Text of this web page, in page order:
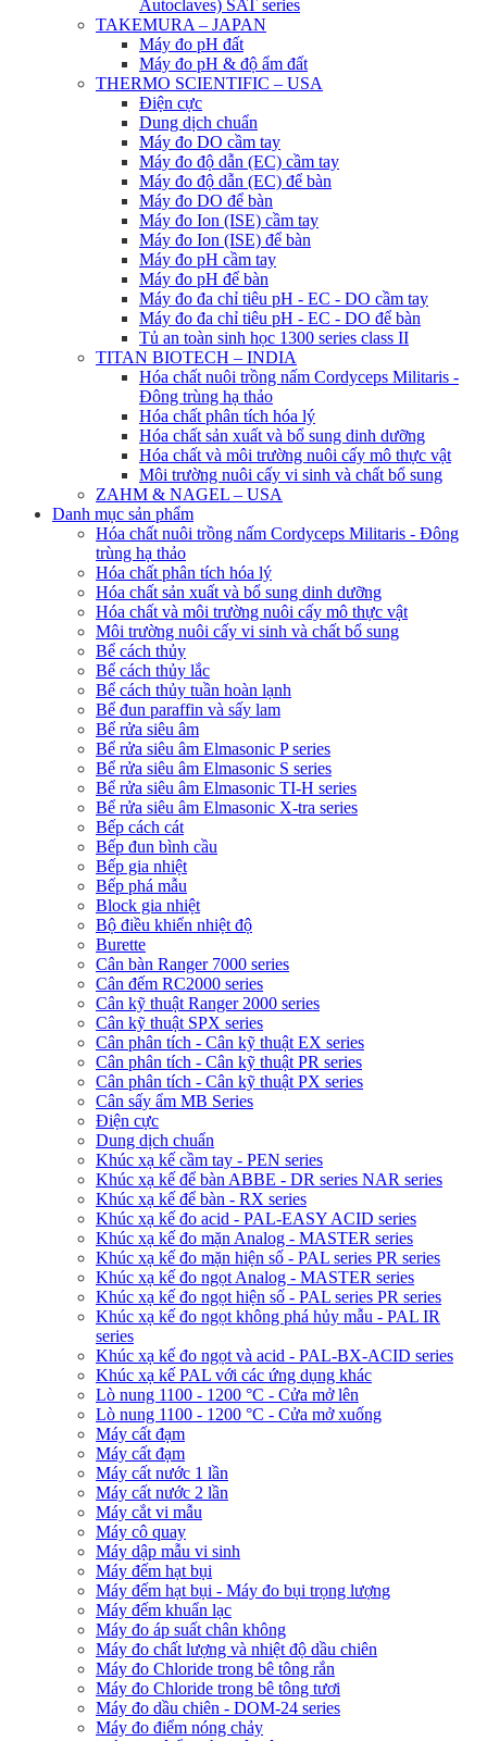
Autoclaves) SAT series
TAKEMURA – JAPAN
Máy đo pH đất
Máy đo pH & độ ẩm đất
THERMO SCIENTIFIC – USA
Điện cực
Dung dịch chuẩn
Máy đo DO cầm tay
Máy đo độ dẫn (EC) cầm tay
Máy đo độ dẫn (EC) để bàn
Máy đo DO để bàn
Máy đo Ion (ISE) cầm tay
Máy đo Ion (ISE) để bàn
Máy đo pH cầm tay
Máy đo pH để bàn
Máy đo đa chỉ tiêu pH - EC - DO cầm tay
Máy đo đa chỉ tiêu pH - EC - DO để bàn
Tủ an toàn sinh học 1300 series class II
TITAN BIOTECH – INDIA
Hóa chất nuôi trồng nấm Cordyceps Militaris -
Đông trùng hạ thảo
Hóa chất phân tích hóa lý
Hóa chất sản xuất và bổ sung dinh dưỡng
Hóa chất và môi trường nuôi cấy mô thực vật
Môi trường nuôi cấy vi sinh và chất bổ sung
ZAHM & NAGEL – USA
Danh mục sản phẩm
Hóa chất nuôi trồng nấm Cordyceps Militaris - Đông
trùng hạ thảo
Hóa chất phân tích hóa lý
Hóa chất sản xuất và bổ sung dinh dưỡng
Hóa chất và môi trường nuôi cấy mô thực vật
Môi trường nuôi cấy vi sinh và chất bổ sung
Bể cách thủy
Bể cách thủy lắc
Bể cách thủy tuần hoàn lạnh
Bể đun paraffin và sấy lam
Bể rửa siêu âm
Bể rửa siêu âm Elmasonic P series
Bể rửa siêu âm Elmasonic S series
Bể rửa siêu âm Elmasonic TI-H series
Bể rửa siêu âm Elmasonic X-tra series
Bếp cách cát
Bếp đun bình cầu
Bếp gia nhiệt
Bếp phá mẫu
Block gia nhiệt
Bộ điều khiển nhiệt độ
Burette
Cân bàn Ranger 7000 series
Cân đếm RC2000 series
Cân kỹ thuật Ranger 2000 series
Cân kỹ thuật SPX series
Cân phân tích - Cân kỹ thuật EX series
Cân phân tích - Cân kỹ thuật PR series
Cân phân tích - Cân kỹ thuật PX series
Cân sấy ẩm MB Series
Điện cực
Dung dịch chuẩn
Khúc xạ kế cầm tay - PEN series
Khúc xạ kế để bàn ABBE - DR series NAR series
Khúc xạ kế để bàn - RX series
Khúc xạ kế đo acid - PAL-EASY ACID series
Khúc xạ kế đo mặn Analog - MASTER series
Khúc xạ kế đo mặn hiện số - PAL series PR series
Khúc xạ kế đo ngọt Analog - MASTER series
Khúc xạ kế đo ngọt hiện số - PAL series PR series
Khúc xạ kế đo ngọt không phá hủy mẫu - PAL IR
series
Khúc xạ kế đo ngọt và acid - PAL-BX-ACID series
Khúc xạ kế PAL với các ứng dụng khác
Lò nung 1100 - 1200 °C - Cửa mở lên
Lò nung 1100 - 1200 °C - Cửa mở xuống
Máy cất đạm
Máy cất đạm
Máy cất nước 1 lần
Máy cất nước 2 lần
Máy cắt vi mẫu
Máy cô quay
Máy dập mẫu vi sinh
Máy đếm hạt bụi
Máy đếm hạt bụi - Máy đo bụi trọng lượng
Máy đếm khuẩn lạc
Máy đo áp suất chân không
Máy đo chất lượng và nhiệt độ dầu chiên
Máy đo Chloride trong bê tông rắn
Máy đo Chloride trong bê tông tươi
Máy đo dầu chiên - DOM-24 series
Máy đo điểm nóng chảy